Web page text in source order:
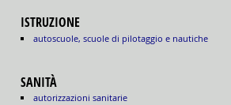
ISTRUZIONE
autoscuole, scuole di pilotaggio e nautiche
SANITÀ
autorizzazioni sanitarie